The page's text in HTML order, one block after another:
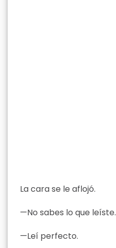
La cara se le aflojó.
—No sabes lo que leíste.
—Leí perfecto.